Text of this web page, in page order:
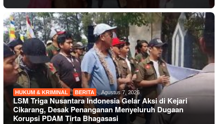
HUKUM & KRIMINAL , BERITA Agustus 7, 2026
LSM Triga Nusantara Indonesia Gelar Aksi di Kejari
Cikarang, Desak Penanganan Menyeluruh Dugaan
Korupsi PDAM Tirta Bhagasasi